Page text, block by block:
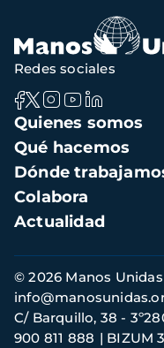
Navegación
principal
Quienes somos
Qué hacemos
Dónde
Colabora
Actualidad
Redes sociales
Información
de
contacto
© 2026 Manos Unidas
C/ Barquillo, 38 -
900 811 888
BIZUM